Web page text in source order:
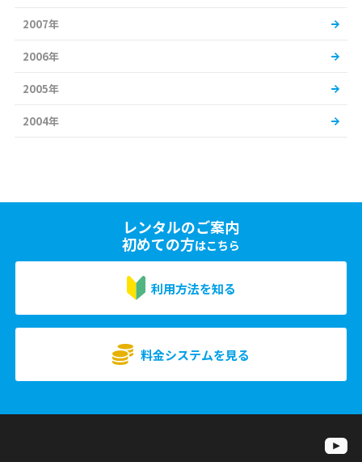
2007年
2006年
2005年
2004年
レンタルのご案内
初めての方はこちら
利用方法を知る
料金システムを見る